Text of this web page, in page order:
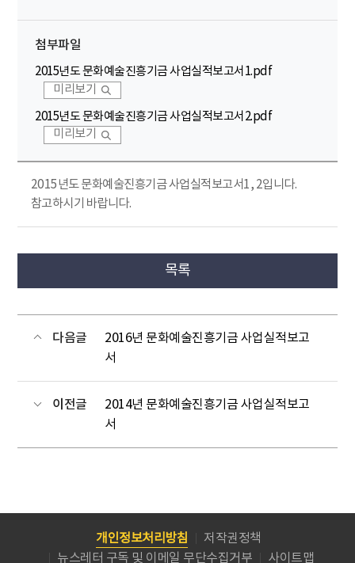
첨부파일
2015년도 문화예술진흥기금 사업실적보고서1.pdf
미리보기
2015년도 문화예술진흥기금 사업실적보고서2.pdf
미리보기
2015년도 문화예술진흥기금 사업실적보고서1, 2입니다.
참고하시기 바랍니다.
목록
다음글
2016년 문화예술진흥기금 사업실적보고
서
이전글
2014년 문화예술진흥기금 사업실적보고
서
개인정보처리방침
저작권정책
뉴스레터 구독 및 이메일 무단수집거부
사이트맵